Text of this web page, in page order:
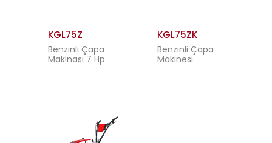
KGL75Z
Benzinli Çapa
Makinası 7 Hp
KGL75ZK
Benzinli Çapa
Makinesi